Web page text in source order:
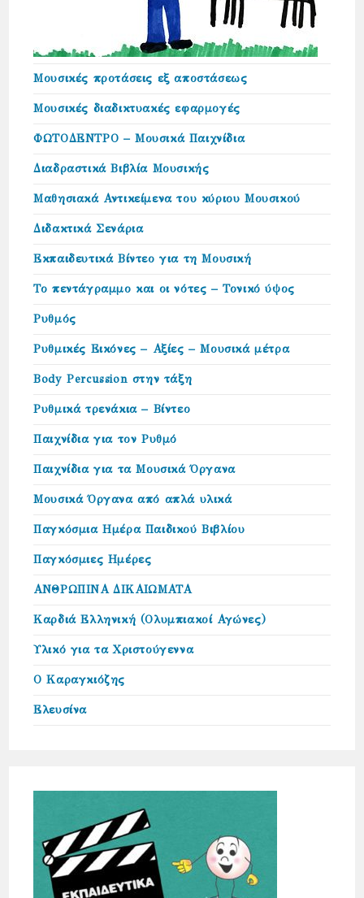
Μουσικές προτάσεις εξ αποστάσεως
Μουσικές διαδικτυακές εφαρμογές
ΦΩΤΟΔΕΝΤΡΟ – Μουσικά Παιχνίδια
Διαδραστικά Βιβλία Μουσικής
Μαθησιακά Αντικείμενα του κύριου Μουσικού
Διδακτικά Σενάρια
Εκπαιδευτικά Βίντεο για τη Μουσική
Το πεντάγραμμο και οι νότες – Τονικό ύψος
Ρυθμός
Ρυθμικές Εικόνες – Αξίες – Μουσικά μέτρα
Body Percussion στην τάξη
Ρυθμικά τρενάκια – Βίντεο
Παιχνίδια για τον Ρυθμό
Παιχνίδια για τα Μουσικά Όργανα
Μουσικά Όργανα από απλά υλικά
Παγκόσμια Ημέρα Παιδικού Βιβλίου
Παγκόσμιες Ημέρες
ΑΝΘΡΩΠΙΝΑ ΔΙΚΑΙΩΜΑΤΑ
Καρδιά Ελληνική (Ολυμπιακοί Αγώνες)
Υλικό για τα Χριστούγεννα
Ο Καραγκιόζης
Ελευσίνα